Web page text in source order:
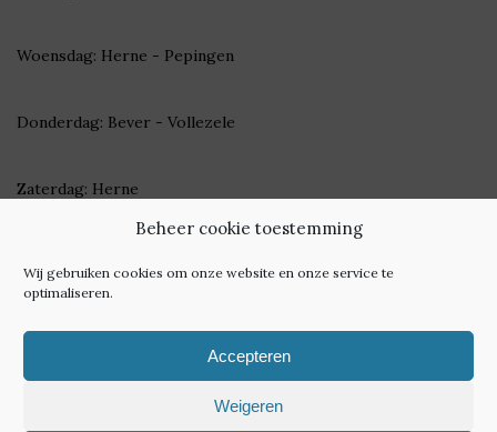
Beheer cookie toestemming
Wij gebruiken cookies om onze website en onze service te
optimaliseren.
Accepteren
Weigeren
Woensdag: Herne - Pepingen
Donderdag: Bever - Vollezele
Zaterdag: Herne
Algemene Voorwaarden, Privacy Beleid